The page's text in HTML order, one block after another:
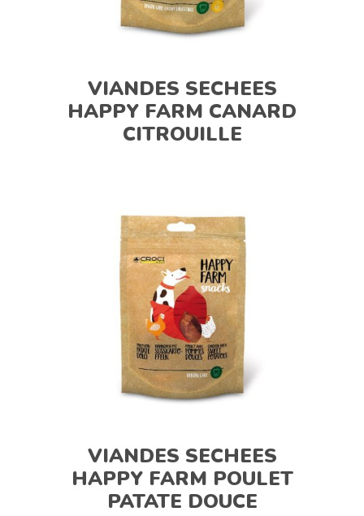
VIANDES SECHEES
HAPPY FARM CANARD
CITROUILLE
VIANDES SECHEES
HAPPY FARM POULET
PATATE DOUCE